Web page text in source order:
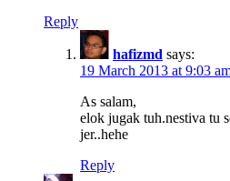
Reply
hafizmd says:
19 March 2013 at 9:03
As salam,
elok jugak tuh.nestiva tu
jer..hehe
Reply